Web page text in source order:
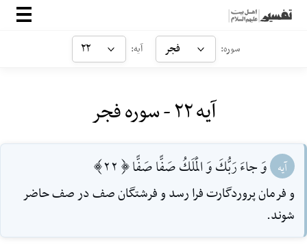
صفحه‌اصلی
سوره: فجر آیه: ۲۲
آیه ۲۲ - سوره فجر
آیه وَ جاءَ رَبُّكَ وَ الْمَلَكُ صَفًّا صَفًّا [22]
و فرمان پروردگارت فرا رسد و فرشتگان صف در صف حاضر
شوند.